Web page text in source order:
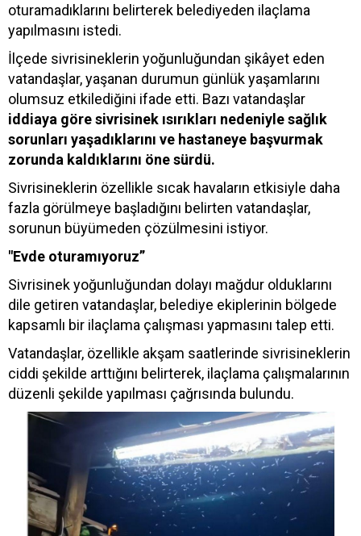
oturamadıklarını belirterek belediyeden ilaçlama
yapılmasını istedi.
İlçede sivrisineklerin yoğunluğundan şikâyet eden
vatandaşlar, yaşanan durumun günlük yaşamlarını
olumsuz etkilediğini ifade etti. Bazı vatandaşlar
iddiaya göre sivrisinek ısırıkları nedeniyle sağlık
sorunları yaşadıklarını ve hastaneye başvurmak
zorunda kaldıklarını öne sürdü.
Sivrisineklerin özellikle sıcak havaların etkisiyle daha
fazla görülmeye başladığını belirten vatandaşlar,
sorunun büyümeden çözülmesini istiyor.
"Evde oturamıyoruz”
Sivrisinek yoğunluğundan dolayı mağdur olduklarını
dile getiren vatandaşlar, belediye ekiplerinin bölgede
kapsamlı bir ilaçlama çalışması yapmasını talep etti.
Vatandaşlar, özellikle akşam saatlerinde sivrisineklerin
ciddi şekilde arttığını belirterek, ilaçlama çalışmalarının
düzenli şekilde yapılması çağrısında bulundu.